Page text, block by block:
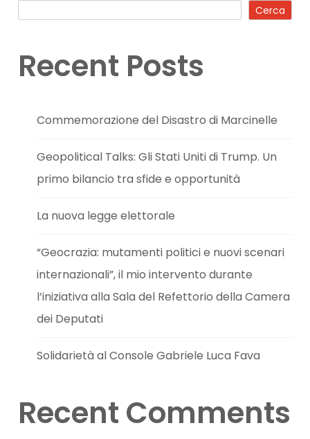
Cerca
Recent Posts
Commemorazione del Disastro di Marcinelle
Geopolitical Talks: Gli Stati Uniti di Trump. Un
primo bilancio tra sfide e opportunità
La nuova legge elettorale
“Geocrazia: mutamenti politici e nuovi scenari
internazionali”, il mio intervento durante
l’iniziativa alla Sala del Refettorio della Camera
dei Deputati
Solidarietà al Console Gabriele Luca Fava
Recent Comments